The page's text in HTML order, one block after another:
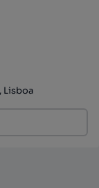
Lisboa